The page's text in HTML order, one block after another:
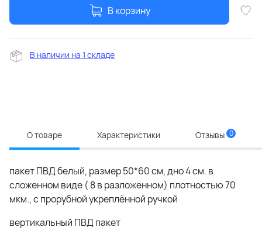
В корзину
В наличии на 1 складе
О товаре Характеристики Отзывы 0
пакет ПВД белый, размер 50*60 см, дно 4 см. в
сложенном виде ( 8 в разложенном) плотностью 70
мкм., с прорубной укреплённой ручкой
вертикальный ПВД пакет